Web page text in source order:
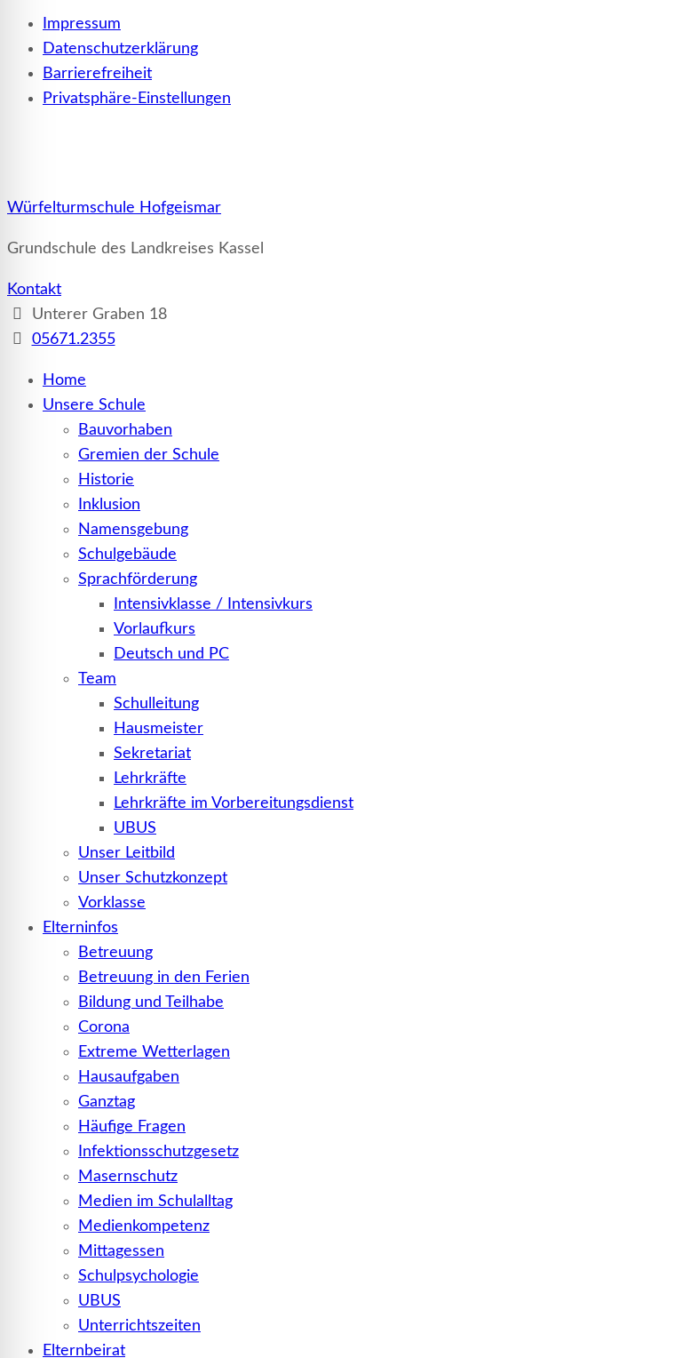
Impressum
Datenschutzerklärung
Barrierefreiheit
Privatsphäre-Einstellungen
Würfelturmschule Hofgeismar
Grundschule des Landkreises Kassel
Kontakt
Unterer Graben 18
05671.2355
Home
Unsere Schule
Bauvorhaben
Gremien der Schule
Historie
Inklusion
Namensgebung
Schulgebäude
Sprachförderung
Intensivklasse / Intensivkurs
Vorlaufkurs
Deutsch und PC
Team
Schulleitung
Hausmeister
Sekretariat
Lehrkräfte
Lehrkräfte im Vorbereitungsdienst
UBUS
Unser Leitbild
Unser Schutzkonzept
Vorklasse
Elterninfos
Betreuung
Betreuung in den Ferien
Bildung und Teilhabe
Corona
Extreme Wetterlagen
Hausaufgaben
Ganztag
Häufige Fragen
Infektionsschutzgesetz
Masernschutz
Medien im Schulalltag
Medienkompetenz
Mittagessen
Schulpsychologie
UBUS
Unterrichtszeiten
Elternbeirat